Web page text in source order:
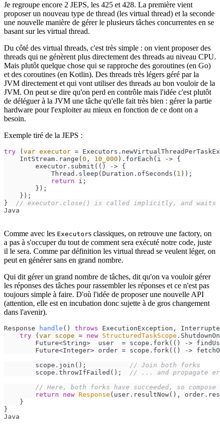
Je regroupe encore 2 JEPS, les 425 et 428. La première vient
proposer un nouveau type de thread (les virtual thread) et la seconde
une nouvelle manière de gérer le plusieurs tâches concurrentes en se
basant sur les virtual thread.
Du côté des virtual threads, c'est très simple : on vient proposer des
threads qui ne génèrent plus directement des threads au niveau CPU.
Mais plutôt quelque chose qui se rapproche des goroutines (en Go)
et des coroutines (en Kotlin). Des threads très légers géré par la
JVM directement et qui vont utiliser des threads au bon vouloir de la
JVM. On peut se dire qu'on perd en contrôle mais l'idée c'est plutôt
de déléguer à la JVM une tâche qu'elle fait très bien : gérer la partie
hardware pour l'exploiter au mieux en fonction de ce dont on a
besoin.
Exemple tiré de la JEPS :
try ( var executor =
    IntStream.range(
0 , 10_000 ).forEach(i -> {
        executor.submit(() -> {
            Thread.sleep(Duration.ofSeconds(
1 ));
return i;
        });
    });
} // executor.close() is called implicitly, and waits
Java
Comme avec les Executors classiques, on retrouve une factory, on
a pas à s'occuper du tout de comment sera exécuté notre code, juste
il le sera. Comme par définition les virtual thread se veulent léger, on
peut en générer sans en grand nombre.
Qui dit gérer un grand nombre de tâches, dit qu'on va vouloir gérer
les réponses des tâches pour rassembler les réponses et ce n'est pas
toujours simple à faire. D'où l'idée de proposer une nouvelle API
(attention, elle est en incubation donc sujette à de gros changement
dans l'avenir).
Response handle () throws ExecutionException,
try ( var scope = new StructuredTaskScope
Future<String>  user  = scope.fork(() ->
Future<Integer> order = scope.fork(() ->
        scope.join();
// Join both forks
        scope.throwIfFailed();
// ... and propagate
// Here, both forks have succeeded, so
return
new Response (user.resultNow(),
    }
}
Java